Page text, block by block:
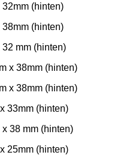
32mm (hinten)
38mm (hinten)
32 mm (hinten)
x 38mm (hinten)
x 38mm (hinten)
33mm (hinten)
38 mm (hinten)
25mm (hinten)